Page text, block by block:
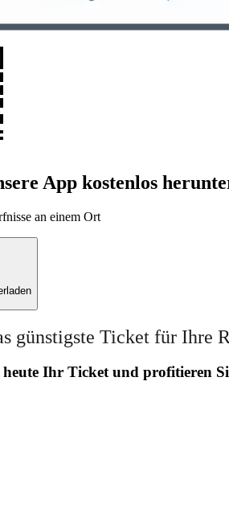
App kostenlos
an einem Ort
günstigste Ticket für Ihre
heute Ihr Ticket und profitieren